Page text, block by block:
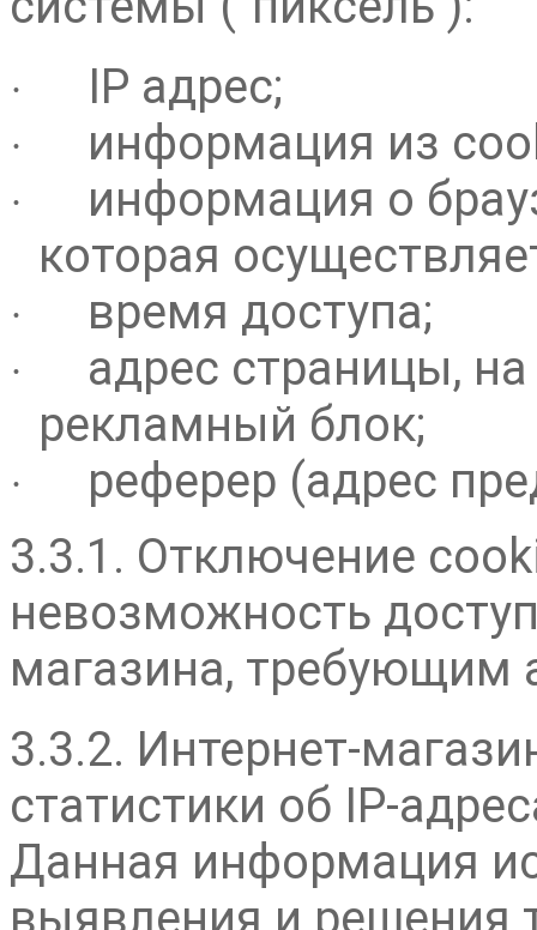
· IP адрес;
· информация из
·
информация о
которая
· время доступа;
·
адрес страницы,
рекламный блок;
·
реферер (адрес
3.3.1. Отключение
невозможность
магазина, требующим
3.3.2. Интернет-
статистики об IP-
Данная информация
выявления и решения